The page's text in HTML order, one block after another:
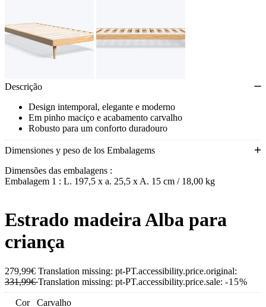
Descrição
Design intemporal, elegante e moderno
Em pinho maciço e acabamento carvalho
Robusto para um conforto duradouro
Dimensiones y peso de los Embalagems
Dimensões das embalagens :
Embalagem 1 : L. 197,5 x a. 25,5 x A. 15 cm / 18,00 kg
Estrado madeira Alba para
criança
279,99€ Translation missing: pt-PT.accessibility.price.original:
331,99€Translation missing: pt-PT.accessibility.price.sale: -15%
Carvalho